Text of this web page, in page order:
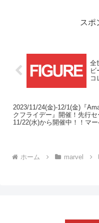
スポ
全
ビ
コ
2023/11/24(金)-12/1(金)『
クフライデー』開催！先行セ
11/22(水)から開催中！！マー
ホーム marvel